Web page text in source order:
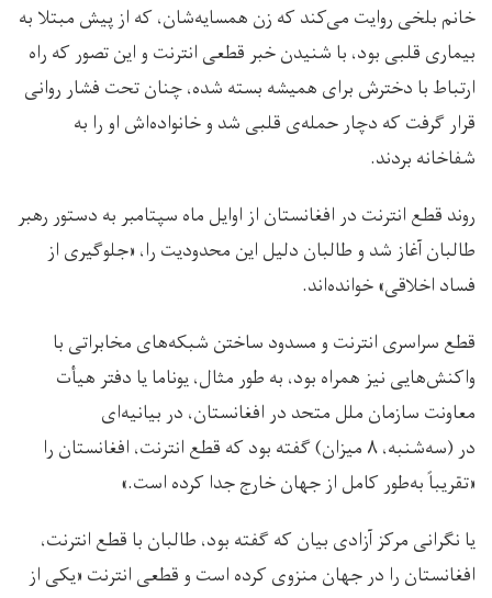
خانم بلخی روایت می‌کند که زن همسایه‌شان، که از پیش مبتلا به
بیماری قلبی بود، با شنیدن خبر قطعی انترنت و این تصور که راه
ارتباط با دخترش برای همیشه بسته شده، چنان تحت فشار روانی
قرار گرفت که دچار حمله‌ی قلبی شد و خانواده‌اش او را به
شفاخانه بردند.
روند قطع انترنت در افغانستان از اوایل ماه سپتامبر به دستور رهبر
طالبان آغاز شد و طالبان دلیل این محدودیت را، «جلوگیری از
فساد اخلاقی» خوانده‌اند.
قطع سراسری انترنت و مسدود ساختن شبکه‌های مخابراتی با
واکنش‌هایی نیز همراه بود، به طور مثال، یوناما یا دفتر هیأت
معاونت سازمان ملل متحد در افغانستان، در بیانیه‌ای
در (سه‌شنبه، ۸ میزان) گفته بود که قطع انترنت، افغانستان را
«تقریباً به‌طور کامل از جهان خارج جدا کرده است.»
یا نگرانی مرکز آزادی بیان که گفته بود، طالبان با قطع انترنت،
افغانستان را در جهان منزوی کرده‌ است و قطعی انترنت «یکی از